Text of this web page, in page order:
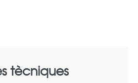
tècniques